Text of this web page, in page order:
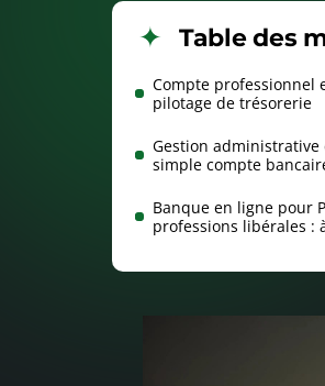
Table des
Compte professionnel
pilotage de trésorerie
Gestion
simple compte
Banque en ligne pour
professions libérales :